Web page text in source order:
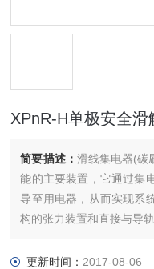
XPnR-H单极安全滑
简要描述： 滑线集电器(碳
能的主要装置，它通过集
导至用电器，从而实现系
构的张力装置和直接与导
更新时间： 2017-08-06